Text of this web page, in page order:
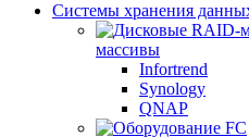
Системы хранения
массивы
Infortrend
Synology
QNAP